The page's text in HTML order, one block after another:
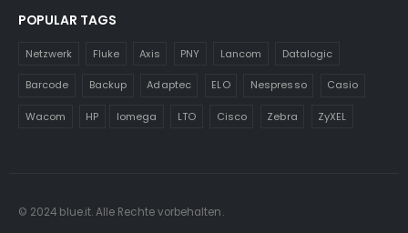
POPULAR TAGS
Netzwerk Fluke Axis PNY Lancom Datalogic
Barcode Backup Adaptec ELO Nespresso Casio
Wacom HP Iomega LTO Cisco Zebra ZyXEL
© 2024 blue.it. Alle Rechte vorbehalten.